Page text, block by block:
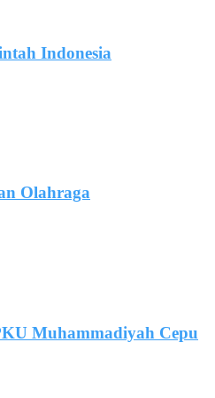
Indonesia
Olahraga
Muhammadiyah Cepu